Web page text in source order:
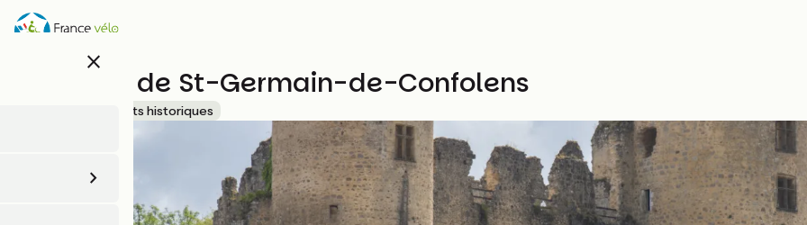
Aller
au
close
Château de St-Germain-de-Confolens
Sites et monuments historiques